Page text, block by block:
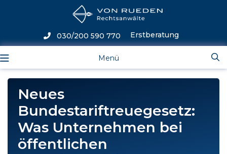
Menü
030/200 590 770 Erstberatung
Neues
Bundestariftreuegesetz:
Was Unternehmen bei
öffentlichen